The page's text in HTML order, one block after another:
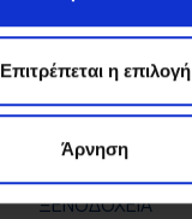
Επιτρέπεται η επιλογή
Άρνηση
ΞΕΝΟΔΟΧΕΙΑ